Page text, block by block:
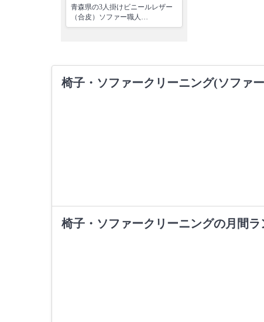
青森県の3人掛けビニールレザー
（合皮）ソファー職人…
椅子・ソファークリーニング(ソファ
椅子・ソファークリーニングの月間ラ